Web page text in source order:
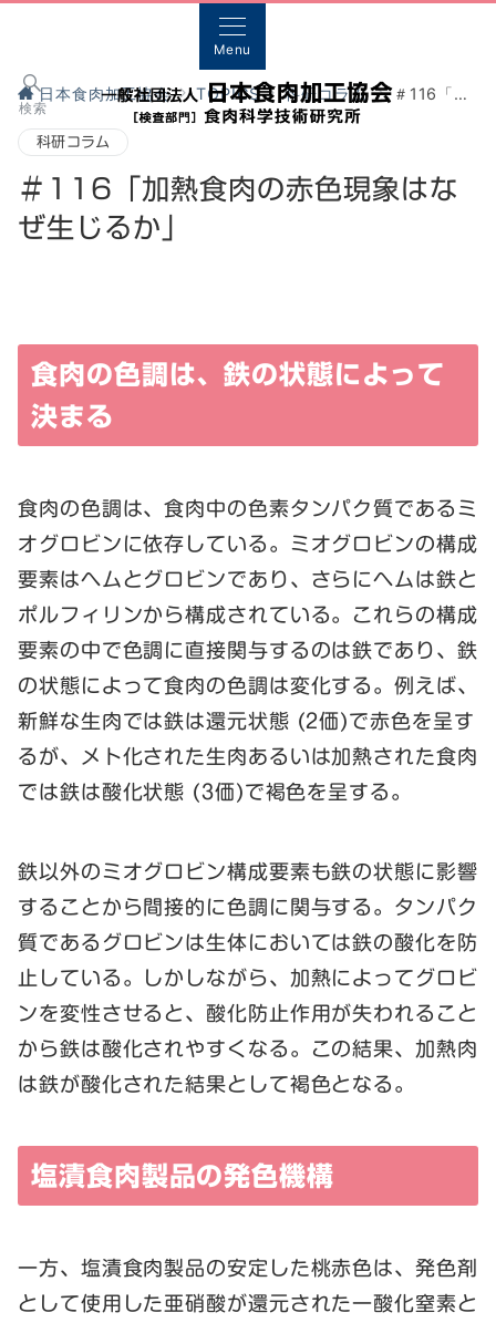
Menu
検索
日本食肉加工協会 TOPICS 科研コラム ＃116「加熱食肉の赤色現象はなぜ生じるか」
科研コラム
＃116「加熱食肉の赤色現象はな
ぜ生じるか」
食肉の色調は、鉄の状態によって
決まる
食肉の色調は、食肉中の色素タンパク質であるミ
オグロビンに依存している。ミオグロビンの構成
要素はヘムとグロビンであり、さらにヘムは鉄と
ポルフィリンから構成されている。これらの構成
要素の中で色調に直接関与するのは鉄であり、鉄
の状態によって食肉の色調は変化する。例えば、
新鮮な生肉では鉄は還元状態 (2価)で赤色を呈す
るが、メト化された生肉あるいは加熱された食肉
では鉄は酸化状態 (3価)で褐色を呈する。
鉄以外のミオグロビン構成要素も鉄の状態に影響
することから間接的に色調に関与する。タンパク
質であるグロビンは生体においては鉄の酸化を防
止している。しかしながら、加熱によってグロビ
ンを変性させると、酸化防止作用が失われること
から鉄は酸化されやすくなる。この結果、加熱肉
は鉄が酸化された結果として褐色となる。
塩漬食肉製品の発色機構
一方、塩漬食肉製品の安定した桃赤色は、発色剤
として使用した亜硝酸が還元された一酸化窒素と